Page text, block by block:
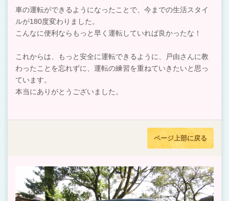
車の運転ができるようになったことで、今までの生活スタイ
ルが180度変わりました。
こんなに便利ならもっと早く運転していれば良かったな！
これからは、もっと安全に運転できるように、戸由さんに教
わったことを忘れずに、運転の練習を重ねていきたいと思っ
ています。
本当にありがとうございました。
ページ上部に戻る